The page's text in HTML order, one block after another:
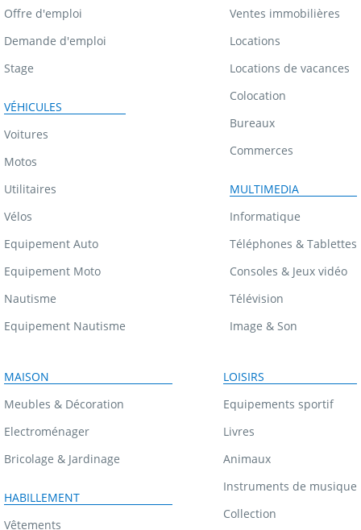
Offre d'emploi
Demande d'emploi
Stage
VÉHICULES
Voitures
Motos
Utilitaires
Vélos
Equipement Auto
Equipement Moto
Nautisme
Equipement Nautisme
Ventes immobilières
Locations
Locations de vacances
Colocation
Bureaux
Commerces
MULTIMEDIA
Informatique
Téléphones & Tablettes
Consoles & Jeux vidéo
Télévision
Image & Son
MAISON
Meubles & Décoration
Electroménager
Bricolage & Jardinage
HABILLEMENT
Vêtements
LOISIRS
Equipements sportif
Livres
Animaux
Instruments de musique
Collection